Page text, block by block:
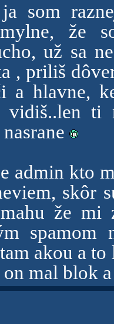
som
že
už sa
, priliš
a hlavne,
vidiš..len
admin kto
skôr
že mi
spamom
akou a
on mal blok